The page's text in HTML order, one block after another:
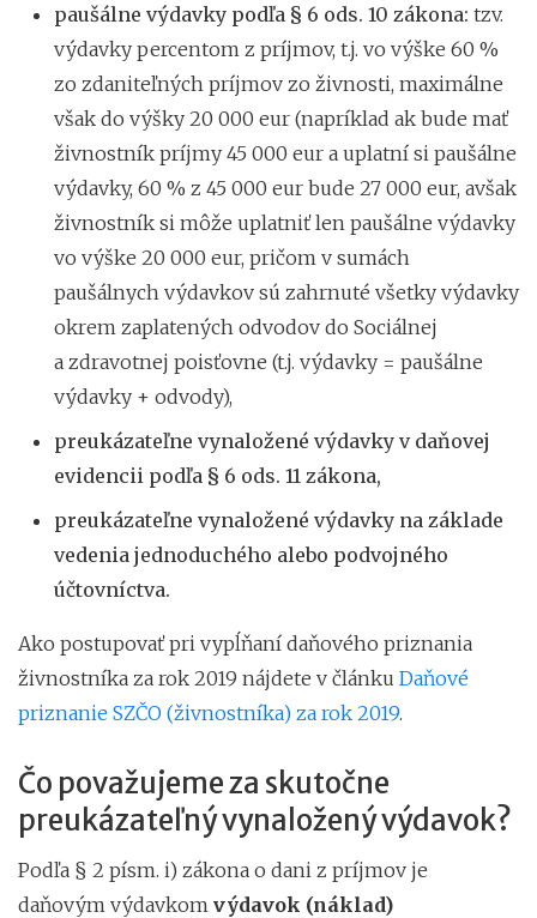
paušálne výdavky podľa § 6 ods. 10 zákona: tzv.
výdavky percentom z príjmov, t.j. vo výške 60 %
zo zdaniteľných príjmov zo živnosti, maximálne
však do výšky 20 000 eur (napríklad ak bude mať
živnostník príjmy 45 000 eur a uplatní si paušálne
výdavky, 60 % z 45 000 eur bude 27 000 eur, avšak
živnostník si môže uplatniť len paušálne výdavky
vo výške 20 000 eur, pričom v sumách
paušálnych výdavkov sú zahrnuté všetky výdavky
okrem zaplatených odvodov do Sociálnej
a zdravotnej poisťovne (t.j. výdavky = paušálne
výdavky + odvody),
preukázateľne vynaložené výdavky v daňovej
evidencii podľa § 6 ods. 11 zákona,
preukázateľne vynaložené výdavky na základe
vedenia jednoduchého alebo podvojného
účtovníctva.
Ako postupovať pri vypĺňaní daňového priznania
živnostníka za rok 2019 nájdete v článku Daňové
priznanie SZČO (živnostníka) za rok 2019.
Čo považujeme za skutočne
preukázateľný vynaložený výdavok?
Podľa § 2 písm. i) zákona o dani z príjmov je
daňovým výdavkom výdavok (náklad)